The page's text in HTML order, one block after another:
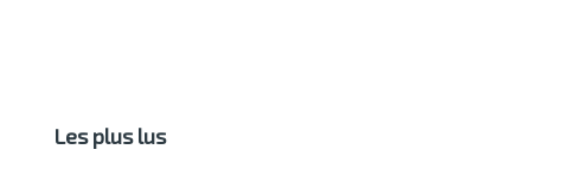
Les plus lus